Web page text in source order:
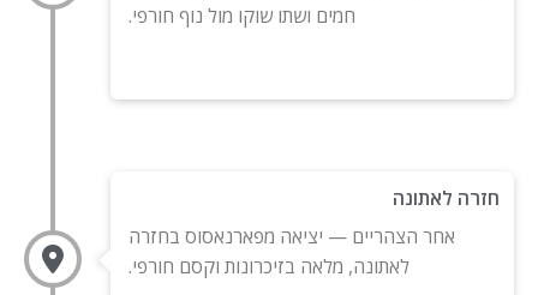
חמים ושתו שוקו מול נוף חורפי.
חזרה לאתונה
אחר הצהריים — יציאה מפארנאסוס בחזרה
לאתונה, מלאה בזיכרונות וקסם חורפי.